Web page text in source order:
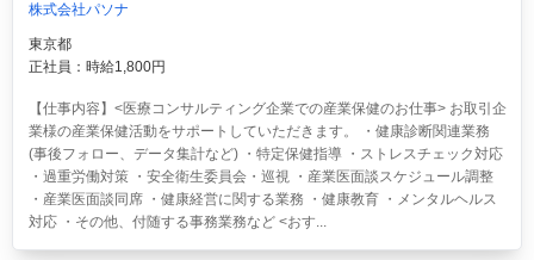
株式会社パソナ
東京都
正社員：時給1,800円
【仕事内容】<医療コンサルティング企業での産業保健のお仕事> お取引企
業様の産業保健活動をサポートしていただきます。 ・健康診断関連業務
(事後フォロー、データ集計など) ・特定保健指導 ・ストレスチェック対応
・過重労働対策 ・安全衛生委員会・巡視 ・産業医面談スケジュール調整
・産業医面談同席 ・健康経営に関する業務 ・健康教育 ・メンタルヘルス
対応 ・その他、付随する事務業務など <おす...